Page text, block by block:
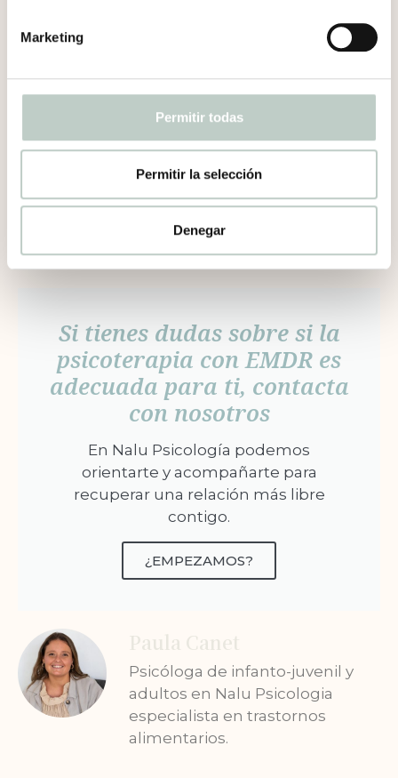
Marketing
Permitir todas
Permitir la selección
Denegar
mirada integradora, humana y profundamente
Si tienes dudas sobre si la
psicoterapia con EMDR es
adecuada para ti, contacta
con nosotros
En Nalu Psicología podemos
orientarte y acompañarte para
recuperar una relación más libre
contigo.
¿EMPEZAMOS?
Psicóloga de infanto-juvenil y
adultos en Nalu Psicologia
especialista en trastornos
alimentarios.